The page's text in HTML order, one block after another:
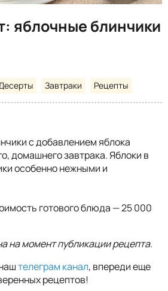
яблочные блинчики
Завтраки Рецепты
с добавлением яблока
домашнего завтрака. Яблоки в
особенно нежными и
готового блюда — 25 000
на момент публикации рецепта.
телеграм канал, впереди еще
рецептов!